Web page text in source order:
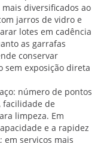
diversificados ao
jarros de vidro e
lotes em cadência
as garrafas
conservar
exposição direta
número de pontos
facilidade de
limpeza. Em
e a rapidez
serviços mais